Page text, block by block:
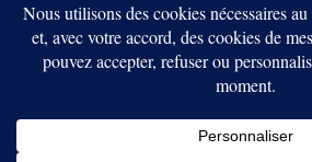
X
(Twitter)
CONTACT L’EQUIPE POLITIQUE